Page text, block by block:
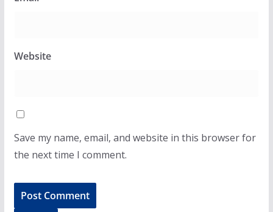
Website
Save my name, email, and website in this browser for
the next time I comment.